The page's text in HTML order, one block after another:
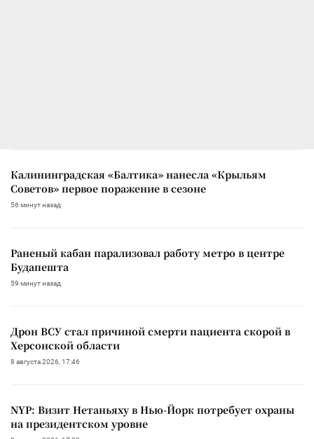
Калининградская «Балтика» нанесла «Крыльям
Советов» первое поражение в сезоне
56 минут назад
Раненый кабан парализовал работу метро в центре
Будапешта
59 минут назад
Дрон ВСУ стал причиной смерти пациента скорой в
Херсонской области
8 августа 2026, 17:46
NYP: Визит Нетаньяху в Нью-Йорк потребует охраны
на президентском уровне